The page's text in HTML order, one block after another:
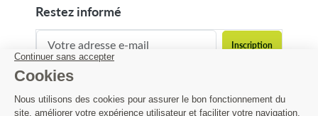
restez informé
contact@matijardin.fr 04 81 120 120